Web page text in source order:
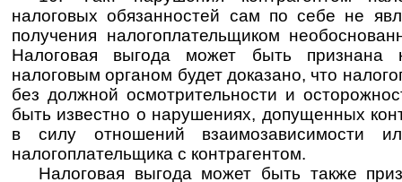
налоговых обязанностей сам по себе не
получения налогоплательщиком
Налоговая выгода может быть признана
налоговым органом будет доказано, что
без должной осмотрительности и
быть известно о нарушениях, допущенных
в силу отношений взаимозависимости
налогоплательщика с контрагентом.
Налоговая выгода может быть также